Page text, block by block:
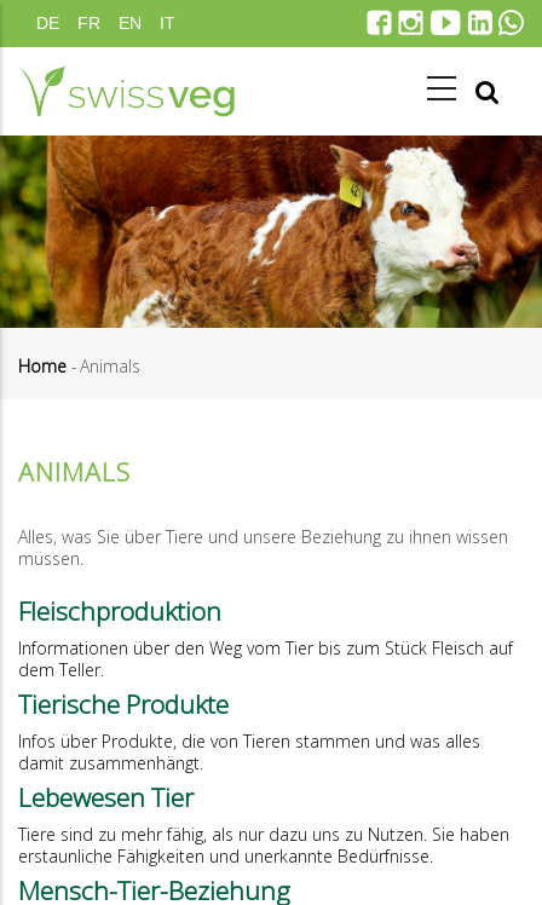
to
main
content
DE FR EN IT
Home -Animals
ANIMALS
Alles, was Sie über Tiere und unsere Beziehung zu ihnen wissen
müssen.
Fleischproduktion
Informationen über den Weg vom Tier bis zum Stück Fleisch auf
dem Teller.
Tierische Produkte
Infos über Produkte, die von Tieren stammen und was alles
damit zusammenhängt.
Lebewesen Tier
Tiere sind zu mehr fähig, als nur dazu uns zu Nutzen. Sie haben
erstaunliche Fähigkeiten und unerkannte Bedürfnisse.
Mensch-Tier-Beziehung